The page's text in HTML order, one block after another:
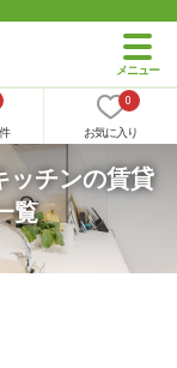
0
お気に入り
ッチンの賃貸
覧